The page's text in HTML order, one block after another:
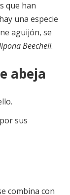
que han
una especie
aguijón, se
BeecheII.
abeja
sus
combina con